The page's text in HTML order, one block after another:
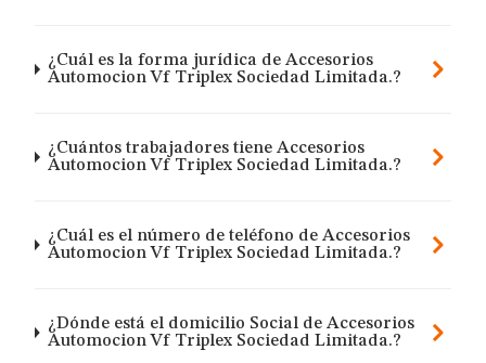
¿Cuál es la forma jurídica de Accesorios
Automocion Vf Triplex Sociedad Limitada.?
¿Cuántos trabajadores tiene Accesorios
Automocion Vf Triplex Sociedad Limitada.?
¿Cuál es el número de teléfono de Accesorios
Automocion Vf Triplex Sociedad Limitada.?
¿Dónde está el domicilio Social de Accesorios
Automocion Vf Triplex Sociedad Limitada.?